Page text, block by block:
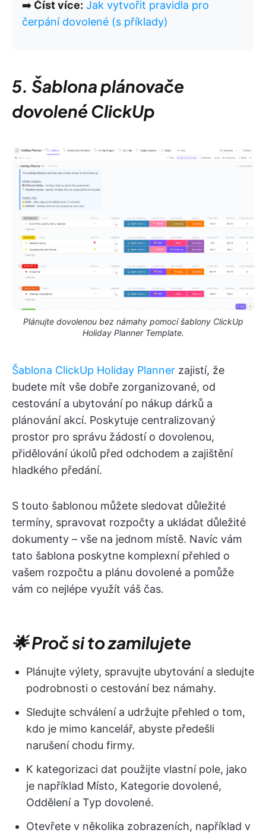
➡️ Číst více: Jak vytvořit pravidla pro
čerpání dovolené (s příklady)
5. Šablona plánovače
dovolené ClickUp
Plánujte dovolenou bez námahy pomocí šablony ClickUp
Holiday Planner Template.
Šablona ClickUp Holiday Planner zajistí, že
budete mít vše dobře zorganizované, od
cestování a ubytování po nákup dárků a
plánování akcí. Poskytuje centralizovaný
prostor pro správu žádostí o dovolenou,
přidělování úkolů před odchodem a zajištění
hladkého předání.
S touto šablonou můžete sledovat důležité
termíny, spravovat rozpočty a ukládat důležité
dokumenty – vše na jednom místě. Navíc vám
tato šablona poskytne komplexní přehled o
vašem rozpočtu a plánu dovolené a pomůže
vám co nejlépe využít váš čas.
🌟 Proč si to zamilujete
Plánujte výlety, spravujte ubytování a sledujte
podrobnosti o cestování bez námahy.
Sledujte schválení a udržujte přehled o tom,
kdo je mimo kancelář, abyste předešli
narušení chodu firmy.
K kategorizaci dat použijte vlastní pole, jako
je například Místo, Kategorie dovolené,
Oddělení a Typ dovolené.
Otevřete v několika zobrazeních, například v